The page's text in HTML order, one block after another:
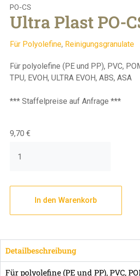
PO-CS
Ultra Plast PO-
Für Polyolefine, Reinigungsgranulate
Für polyolefine (PE und PP), PVC,
TPU, EVOH, ULTRA EVOH, ABS, ASA
*** Staffelpreise auf Anfrage ***
9,70 €
In den Warenkorb
Detailbeschreibung
Für polyolefine (PE und PP), PVC,